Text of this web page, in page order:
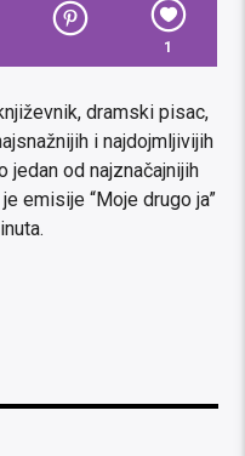
1
dramski pisac,
i najdojmljivijih
jedan od najznačajnijih
emisije “Moje drugo ja”